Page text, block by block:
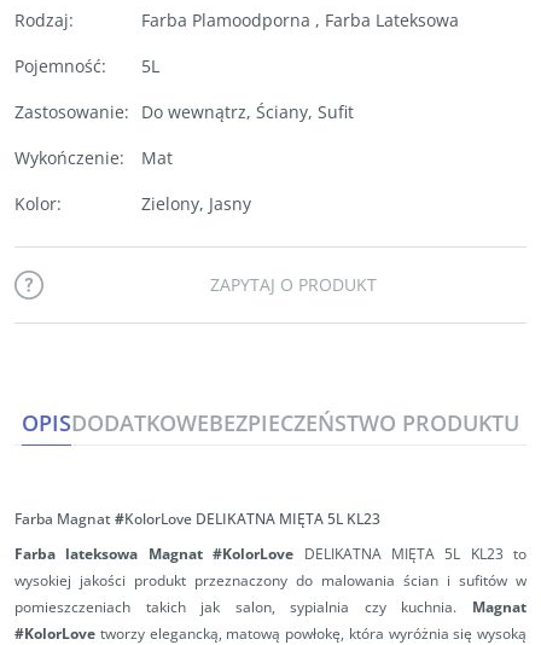
Rodzaj: Farba Plamoodporna , Farba Lateksowa
Pojemność:
5L
Zastosowanie: Do wewnątrz, Ściany, Sufit
Wykończenie:
Mat
Kolor: Zielony, Jasny
ZAPYTAJ O PRODUKT
OPISDODATKOWEBEZPIECZEŃSTWO PRODUKTU
Farba Magnat#KolorLove DELIKATNA MIĘTA 5L KL23
Farba lateksowa Magnat #KolorLove DELIKATNA MIĘTA 5L KL23 to
wysokiej jakości produkt przeznaczony do malowania ścian i sufitów w
pomieszczeniach takich jak salon, sypialnia czy kuchnia. Magnat
#KolorLove tworzy elegancką, matową powłokę, która wyróżnia się wysoką